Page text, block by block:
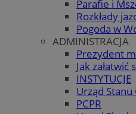
Parafie i
Rozkłady
Pogoda w
ADMINISTRACJA
Prezydent
Jak
INSTYTUCJE
Urząd
PCPR